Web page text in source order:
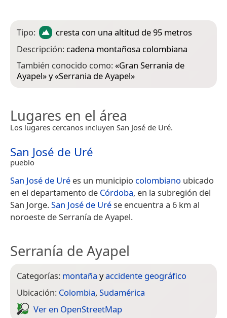
Tipo: cresta con una altitud de 95 metros
Descripción: cadena montañosa colombiana
También conocido como:«Gran Serrania de
Ayapel» y «Serrania de Ayapel»
Lugares en el área
Los lugares cercanos incluyen San José de Uré.
San José de Uré
pueblo
San José de Uré es un municipio colombiano ubicado
en el departamento de Córdoba, en la subregión del
San Jorge.San José de Urése encuentra a 6 km al
noroeste de Serranía de Ayapel.
Serranía de Ayapel
Categorías: montaña yaccidente geográfico
Ubicación: Colombia, Sudamérica
Ver en Open­Street­Map